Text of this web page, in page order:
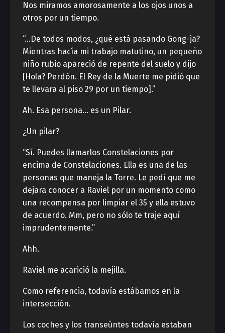
Nos miramos amorosamente a los ojos unos a
otros por un tiempo.
“…De todos modos, ¿qué está pasando Gong-ja?
Mientras hacía mi trabajo matutino, un pequeño
niño rubio apareció de repente del suelo y dijo
[Hola? Perdón. El Rey de la Muerte me pidió que
te llevara al piso 29 por un tiempo].”
Ah. Esa persona… es un Pilar.
¿Un pilar?
“Sí. Puedes llamarlos Constelaciones por
encima de Constelaciones. Ella es una de las
personas que maneja la Torre. Le pedí que me
dejara conocer a Raviel por un momento como
una recompensa por limpiar el 35 y ella estuvo
de acuerdo. Mm, pero no sólo te traje aquí
imprudentemente.”
Ahh.
Raviel me acarició la mejilla.
Como referencia, todavía estábamos en la
intersección.
Los coches y los transeúntes todavía estaban